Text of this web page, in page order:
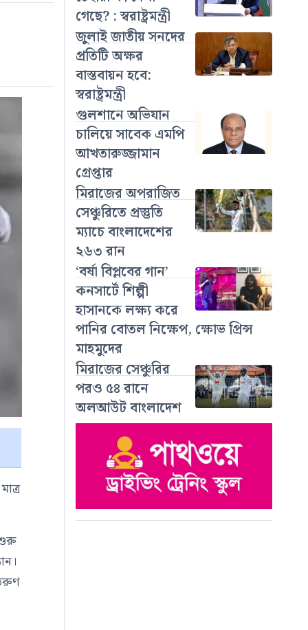
গেছে? : স্বরাষ্ট্রমন্ত্রী
জুলাই জাতীয় সনদের
প্রতিটি অক্ষর
বাস্তবায়ন হবে:
স্বরাষ্ট্রমন্ত্রী
গুলশানে অভিযান
চালিয়ে সাবেক এমপি
আখতারুজ্জামান
গ্রেপ্তার
মিরাজের অপরাজিত
সেঞ্চুরিতে প্রস্তুতি
ম্যাচে বাংলাদেশের
২৬৩ রান
‘বর্ষা বিপ্লবের গান’
কনসার্টে শিল্পী
হাসানকে লক্ষ্য করে
পানির বোতল নিক্ষেপ, ক্ষোভ প্রিন্স
মাহমুদের
মিরাজের সেঞ্চুরির
পরও ৫৪ রানে
অলআউট বাংলাদেশ
শুরু